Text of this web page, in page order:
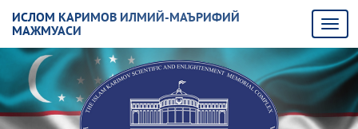
ИСЛОМ КАРИМОВ ИЛМИЙ-МАЪРИФИЙ
МАЖМУАСИ